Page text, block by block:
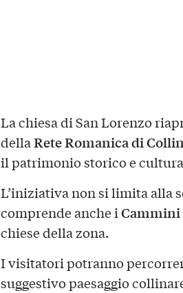
La chiesa di San Lorenzo
dellaRete Romanica di
il patrimonio storico e
L’iniziativa non si limita alla
comprende anche iCammini
chiese della zona.
I visitatori potranno
suggestivo paesaggio